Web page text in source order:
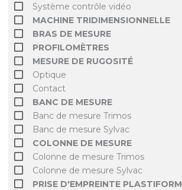
Système contrôle vidéo
MACHINE TRIDIMENSIONNELLE
BRAS DE MESURE
PROFILOMÈTRES
MESURE DE RUGOSITÉ
Optique
Contact
BANC DE MESURE
Banc de mesure Trimos
Banc de mesure Sylvac
COLONNE DE MESURE
Colonne de mesure Trimos
Colonne de mesure Sylvac
PRISE D'EMPREINTE PLASTIFORM